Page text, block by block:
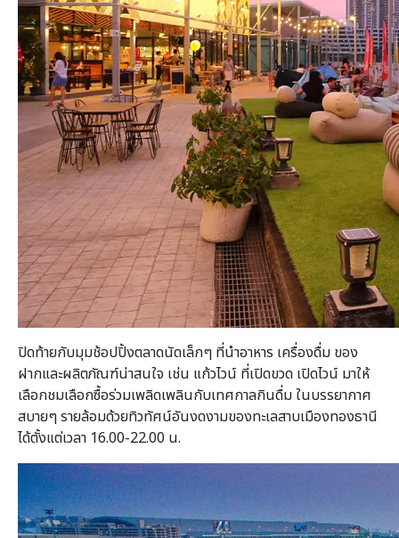
ปิดท้ายกับมุมช้อปปิ้งตลาดนัดเล็กๆ ที่นำอาหาร เครื่องดื่ม ของ
ฝากและผลิตภัณฑ์น่าสนใจ เช่น แก้วไวน์ ที่เปิดขวด เปิดไวน์ มาให้
เลือกชมเลือกซื้อร่วมเพลิดเพลินกับเทศกาลกินดื่ม ในบรรยากาศ
สบายๆ รายล้อมด้วยทิวทัศน์อันงดงามของทะเลสาบเมืองทองธานี
ได้ตั้งแต่เวลา 16.00-22.00 น.